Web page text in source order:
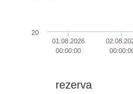
01.08.2026
00:00:00
20
rezerva